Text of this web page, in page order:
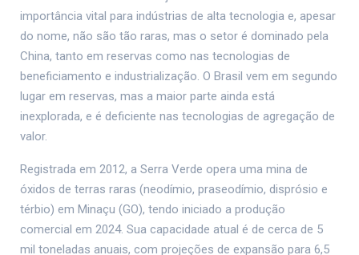
importância vital para indústrias de alta tecnologia e, apesar
do nome, não são tão raras, mas o setor é dominado pela
China, tanto em reservas como nas tecnologias de
beneficiamento e industrialização. O Brasil vem em segundo
lugar em reservas, mas a maior parte ainda está
inexplorada, e é deficiente nas tecnologias de agregação de
valor.
Registrada em 2012, a Serra Verde opera uma mina de
óxidos de terras raras (neodímio, praseodímio, disprósio e
térbio) em Minaçu (GO), tendo iniciado a produção
comercial em 2024. Sua capacidade atual é de cerca de 5
mil toneladas anuais, com projeções de expansão para 6,5